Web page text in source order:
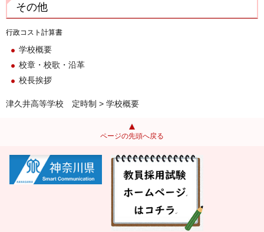
その他
行政コスト計算書
学校概要
校章・校歌・沿革
校長挨拶
津久井高等学校 定時制 > 学校概要
ページの先頭へ戻る